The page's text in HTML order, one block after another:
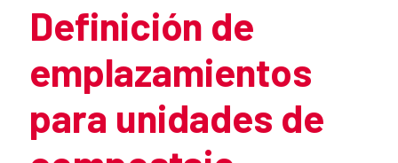
Definición de
emplazamientos
para unidades de